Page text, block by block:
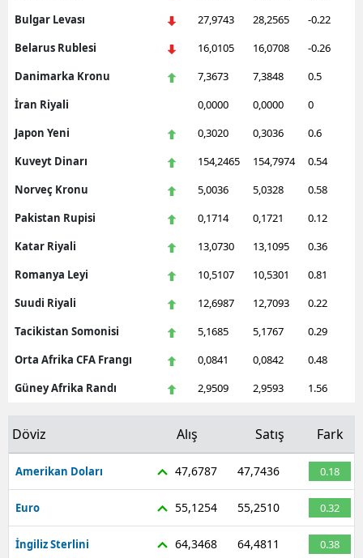
Bulgar Levası
27,9743 28,2565
-0.22
Belarus Rublesi
16,0105 16,0708
-0.26
Danimarka Kronu
7,3673 7,3848
0.5
İran Riyali
0,0000 0,0000
0
Japon Yeni
0,3020 0,3036
0.6
Kuveyt Dinarı
154,2465 154,7974
0.54
Norveç Kronu
5,0036 5,0328
0.58
Pakistan Rupisi
0,1714 0,1721
0.12
Katar Riyali
13,0730 13,1095
0.36
Romanya Leyi
10,5107 10,5301
0.81
Suudi Riyali
12,6987 12,7093
0.22
Tacikistan Somonisi
5,1685 5,1767
0.29
Orta Afrika CFA Frangı
0,0841 0,0842
0.48
Güney Afrika Randı
2,9509 2,9593 1.56
Döviz Alış Satış Fark
Amerikan Doları 47,6787 47,7436 0.18
Euro 55,1254 55,2510 0.32
İngiliz Sterlini 64,3468 64,4811 0.38